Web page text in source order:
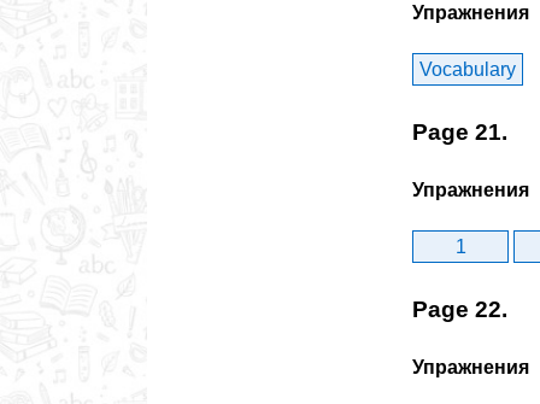
Упражнения
Vocabulary
Page 21.
Упражнения
1
Page 22.
Упражнения